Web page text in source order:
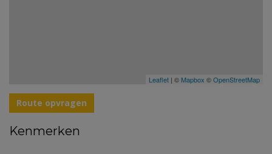
Leaflet | © Mapbox ©OpenStreetMap
Route opvragen
Kenmerken